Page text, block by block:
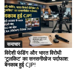
समाचार
विदेशी फंडिंग और भारत विरोधी
‘टूलकिट’ का सनसनीखेज पर्दाफाश:
बेनकाब हुई CJP!